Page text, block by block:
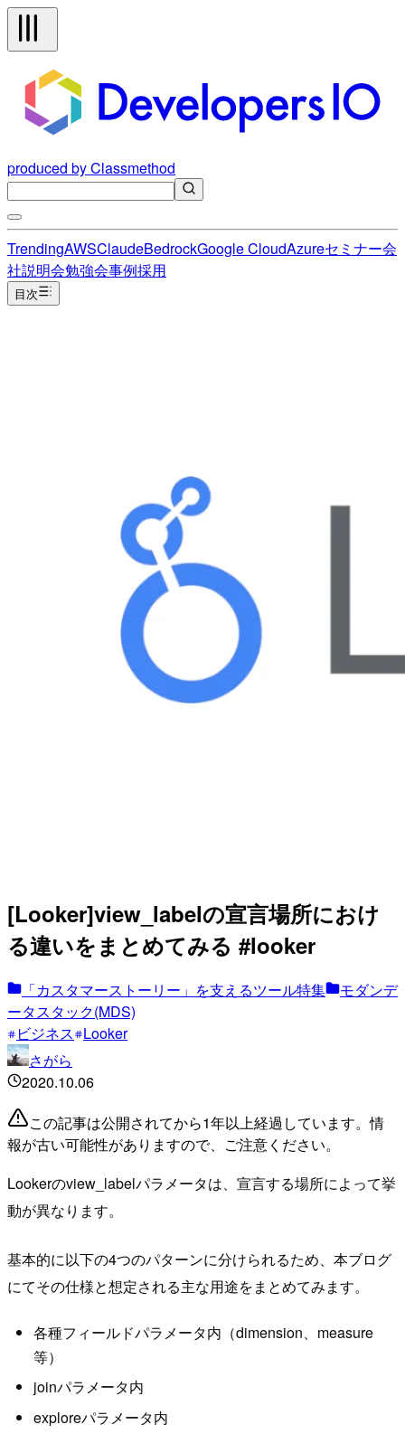
produced by Classmethod
TrendingAWSClaudeBedrockGoogle CloudAzureセミナー会
社説明会勉強会事例採用
目次
[Looker]view_labelの宣言場所におけ
る違いをまとめてみる #looker
「カスタマーストーリー」を支えるツール特集
モダンデ
ータスタック(MDS)
ビジネス Looker
さがら
2020.10.06
この記事は公開されてから1年以上経過しています。情
報が古い可能性がありますので、ご注意ください。
Lookerのview_labelパラメータは、宣言する場所によって挙
動が異なります。
基本的に以下の4つのパターンに分けられるため、本ブログ
にてその仕様と想定される主な用途をまとめてみます。
各種フィールドパラメータ内（dimension、measure
等）
joinパラメータ内
exploreパラメータ内